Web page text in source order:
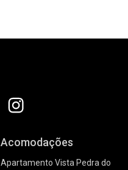
Acomodações
Apartamento Vista Pedra do